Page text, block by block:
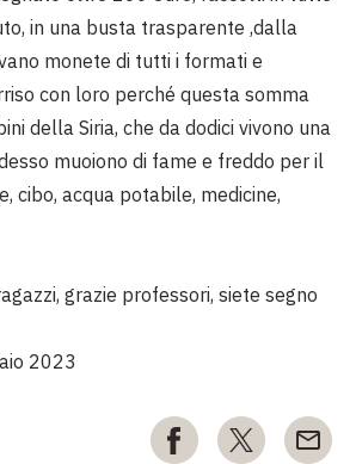
in una busta trasparente ,dalla
monete di tutti i formati e
con loro perché questa somma
della Siria, che da dodici vivono una
muoiono di fame e freddo per il
cibo, acqua potabile, medicine,
grazie professori, siete segno
2023